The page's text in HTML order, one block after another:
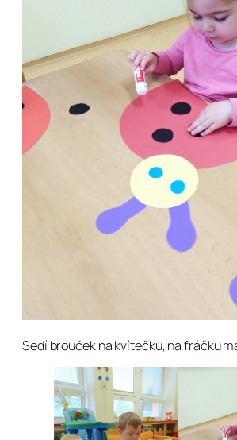
Sedí brouček na kvítečku, na fráčku